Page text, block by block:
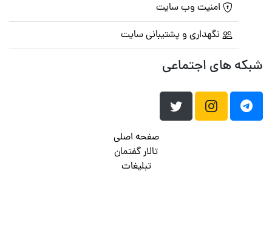
امنیت وب سایت
نگهداری و پشتیبانی سایت
شبکه های اجتماعی
صفحه اصلی
تالار گفتمان
تبلیغات